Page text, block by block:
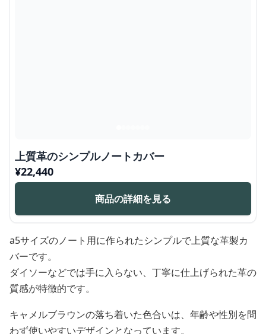
上質革のシンプルノートカバー
¥22,440
商品の詳細を見る
a5サイズのノート用に作られたシンプルで上質な革製カ
バーです。
ダイソーなどでは手に入らない、丁寧に仕上げられた革の
質感が特徴的です。
キャメルブラウンの落ち着いた色合いは、年齢や性別を問
わず使いやすいデザインとなっています。